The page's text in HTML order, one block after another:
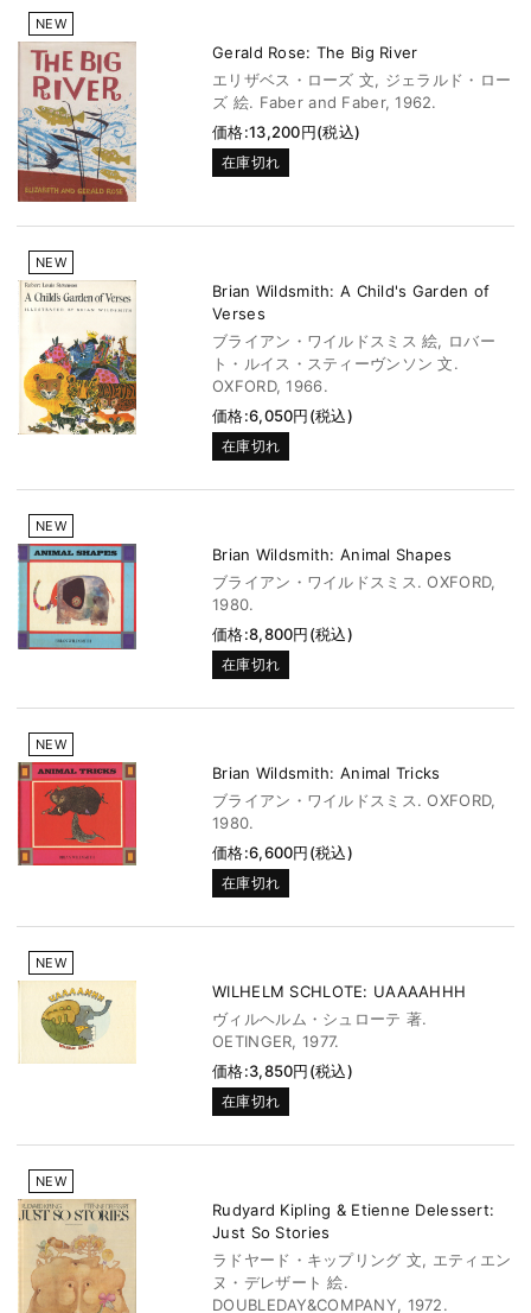
NEW
Gerald Rose: The Big River
エリザベス・ローズ 文, ジェラルド・ロー
ズ 絵. Faber and Faber, 1962.
価格:13,200円(税込)
在庫切れ
NEW
Brian Wildsmith: A Child's Garden of
Verses
ブライアン・ワイルドスミス 絵, ロバー
ト・ルイス・スティーヴンソン 文.
OXFORD, 1966.
価格:6,050円(税込)
在庫切れ
NEW
Brian Wildsmith: Animal Shapes
ブライアン・ワイルドスミス. OXFORD,
1980.
価格:8,800円(税込)
在庫切れ
NEW
Brian Wildsmith: Animal Tricks
ブライアン・ワイルドスミス. OXFORD,
1980.
価格:6,600円(税込)
在庫切れ
NEW
WILHELM SCHLOTE: UAAAAHHH
ヴィルヘルム・シュローテ 著.
OETINGER, 1977.
価格:3,850円(税込)
在庫切れ
NEW
Rudyard Kipling & Etienne Delessert:
Just So Stories
ラドヤード・キップリング 文, エティエン
ヌ・デレザート 絵.
DOUBLEDAY&COMPANY, 1972.